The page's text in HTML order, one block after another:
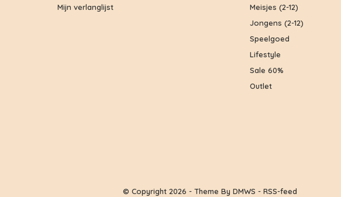
Mijn verlanglijst
Meisjes (2-12)
Jongens (2-12)
Speelgoed
Lifestyle
Sale 60%
Outlet
© Copyright 2026 - Theme By DMWS - RSS-feed